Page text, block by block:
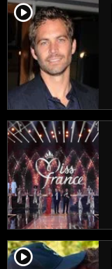
player2
player2